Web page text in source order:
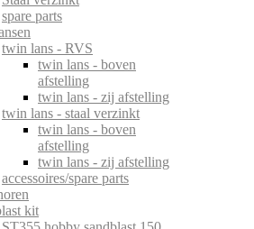
spare parts
twin lans - RVS
twin lans - boven
afstelling
twin lans - zij afstelling
twin lans - staal verzinkt
twin lans - boven
afstelling
twin lans - zij afstelling
accessoires/spare parts
kit